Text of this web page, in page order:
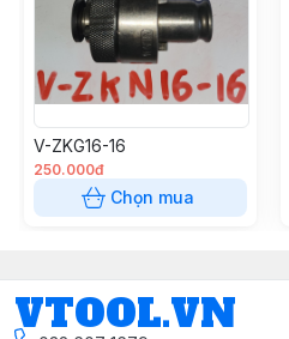
V-ZKG16-16
250.000đ
Chọn mua
VTOOL.VN